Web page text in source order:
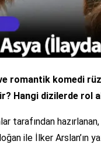
romantik komedi
Hangi dizilerde rol
tarafından
ile İlker Arslan’ın